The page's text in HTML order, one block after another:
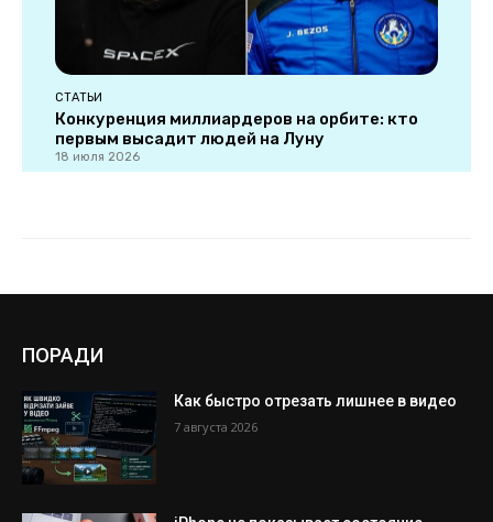
ПОРАДИ
Как быстро отрезать лишнее в видео
7 августа 2026